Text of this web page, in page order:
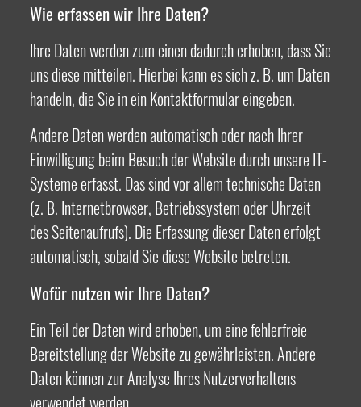
Wie erfassen wir Ihre Daten?
Ihre Daten werden zum einen dadurch erhoben, dass Sie
uns diese mitteilen. Hierbei kann es sich z. B. um Daten
handeln, die Sie in ein Kontaktformular eingeben.
Andere Daten werden automatisch oder nach Ihrer
Einwilligung beim Besuch der Website durch unsere IT-
Systeme erfasst. Das sind vor allem technische Daten
(z. B. Internetbrowser, Betriebssystem oder Uhrzeit
des Seitenaufrufs). Die Erfassung dieser Daten erfolgt
automatisch, sobald Sie diese Website betreten.
Wofür nutzen wir Ihre Daten?
Ein Teil der Daten wird erhoben, um eine fehlerfreie
Bereitstellung der Website zu gewährleisten. Andere
Daten können zur Analyse Ihres Nutzerverhaltens
verwendet werden.